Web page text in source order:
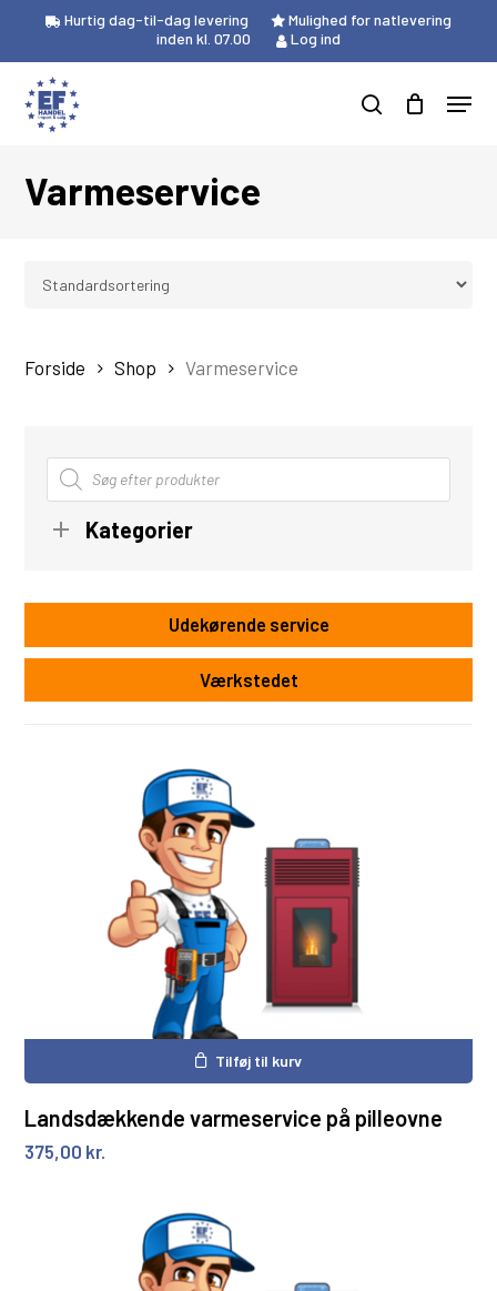
main
content
Hurtig dag-til-dag levering
Mulighed for natlevering
inden kl. 07.00
Log ind
Products
search
search
Menu
Cart
Varmeservice
Forside Shop Varmeservice
Products
search
Kategorier
Udekørende service
Værkstedet
Tilføj til kurv
Landsdækkende varmeservice på pilleovne
375,00 kr.